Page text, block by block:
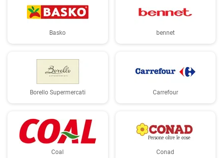
Basko bennet
Borello Supermercati Carrefour
Coal Conad